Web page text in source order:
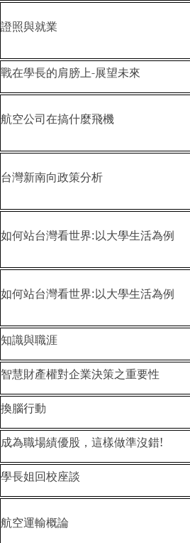
證照與就業
戰在學長的肩膀上-展望未來
航空公司在搞什麼飛機
台灣新南向政策分析
如何站台灣看世界:以大學生活為例
如何站台灣看世界:以大學生活為例
知識與職涯
智慧財產權對企業決策之重要性
換腦行動
成為職場績優股，這樣做準沒錯!
學長姐回校座談
航空運輸概論